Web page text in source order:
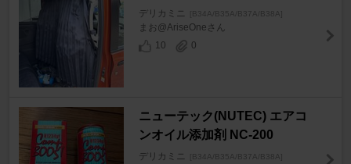
デリカミニ [B34A/B35A/B37A/B38A]
まお@AriseOneさん
10
0
ニューテック(NUTEC) エアコ
ンオイル添加剤 NC-200
デリカミニ [B34A/B35A/B37A/B38A]